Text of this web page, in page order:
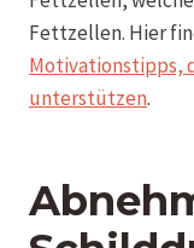
Fettzellen. Hier
Motivationstipps,
unterstützen.